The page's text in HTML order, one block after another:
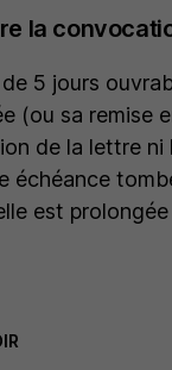
la
de 5 jours
(ou sa remise
de la lettre
échéance
est